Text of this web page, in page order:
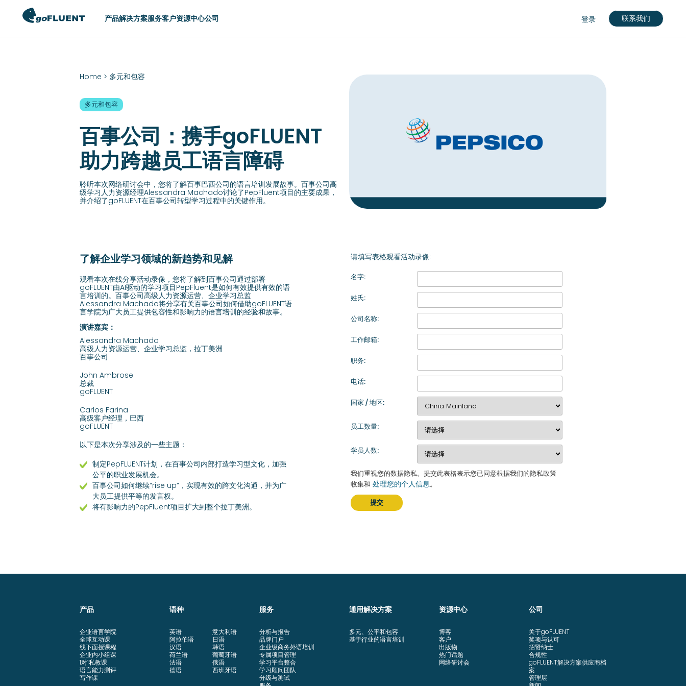
产品解决方案服务客户资源中心公司
United States (English)
Argentina (Español)
Brasil (Português)
Chile (Español)
Colombia (Español)
México (Español)
Indonesia (English)
Philippines (English)
Singapore (English)
中国 (简体中文)
日本 (日本語)
한국 (한국어)
EUROPE, MIDDLE EAST & AFRICA
España (Español)
Maurice (Français)
Polska (English)
Romania (English)
Россия (Русский)
United Kingdom (English)
Slovensko (English)
登录 联系我们
Home > 多元和包容
多元和包容
百事公司：携手goFLUENT
助力跨越员工语言障碍
聆听本次网络研讨会中，您将了解百事巴西公司的语言培训发展故事。百事公司高
级学习人力资源经理Alessandra Machado讨论了PepFluent项目的主要成果，
并介绍了goFLUENT在百事公司转型学习过程中的关键作用。
了解企业学习领域的新趋势和见解
观看本次在线分享活动录像，您将了解到百事公司通过部署
goFLUENT由AI驱动的学习项目PepFluent是如何有效提供有效的语
言培训的。百事公司高级人力资源运营、企业学习总监
Alessandra Machado将分享有关百事公司如何借助goFLUENT语
言学院为广大员工提供包容性和影响力的语言培训的经验和故事。
演讲嘉宾：
Alessandra Machado
高级人力资源运营、企业学习总监，拉丁美洲
百事公司
John Ambrose
总裁
goFLUENT
Carlos Farina
高级客户经理，巴西
goFLUENT
以下是本次分享涉及的一些主题：
制定PepFLUENT计划，在百事公司内部打造学习型文化，加强
公平的职业发展机会。
百事公司如何继续“rise up”，实现有效的跨文化沟通，并为广
大员工提供平等的发言权。
将有影响力的PepFluent项目扩大到整个拉丁美洲。
请填写表格观看活动录像:
名字:
姓氏:
公司名称:
工作邮箱:
职务:
电话:
国家 / 地区:
员工数量:
学员人数:
我们重视您的数据隐私。提交此表格表示您已同意根据我们的隐私政策
收集和 处理您的个人信息。
提交
产品
企业语言学院
全球互动课
线下面授课程
企业内小组课
1对1私教课
语言能力测评
写作课
语种
英语
阿拉伯语
汉语
荷兰语
法语
德语
意大利语
日语
韩语
葡萄牙语
俄语
西班牙语
服务
分析与报告
品牌门户
企业级商务外语培训
专属项目管理
学习平台整合
学习顾问团队
分级与测试
通用解决方案
多元、公平和包容
基于行业的语言培训
资源中心
博客
客户
出版物
热门话题
网络研讨会
公司
关于goFLUENT
奖项与认可
招贤纳士
合规性
goFLUENT解决方案供应商档
案
管理层